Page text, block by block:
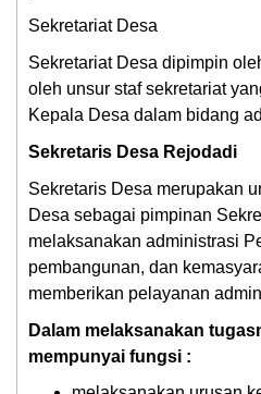
Sekretariat Desa
Sekretariat Desa dipimpin
oleh unsur staf sekretariat
Kepala Desa dalam bidang
Sekretaris Desa Rejodadi
Sekretaris Desa merupakan
Desa sebagai pimpinan
melaksanakan administrasi
pembangunan, dan
memberikan pelayanan
Dalam melaksanakan
mempunyai fungsi :